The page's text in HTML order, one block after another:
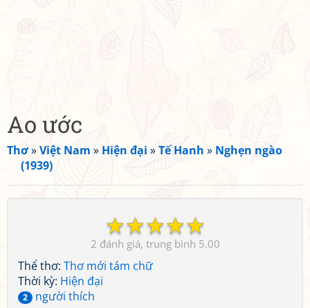
Ao ước
Thơ»Việt Nam » Hiện đại »Tế Hanh » Nghẹn ngào
(1939)
☆
☆
☆
☆
☆
2 5.00
Thể thơ: Thơ mới tám chữ
Thời kỳ: Hiện đại
2 người thích